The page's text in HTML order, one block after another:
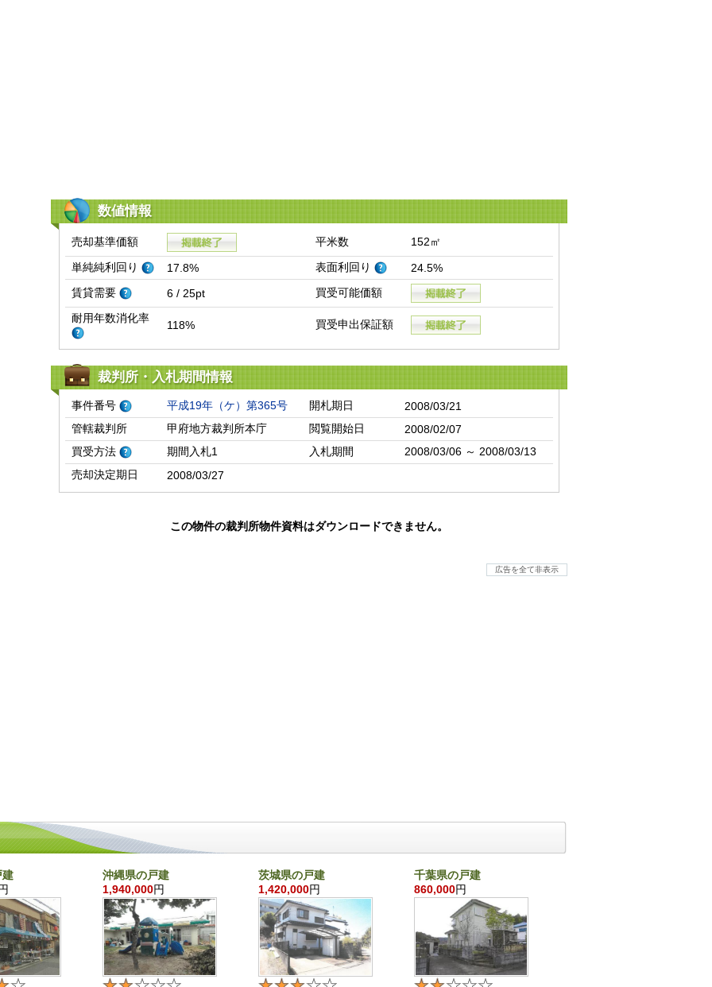
数値情報
売却基準価額 平米数
152㎡
単純純利回り
17.8% 表面利回り
24.5%
賃貸需要
6 / 25pt
買受可能価額
耐用年数消化率
118% 買受申出保証額
裁判所・入札期間情報
事件番号 平成19年（ケ）第365号 開札期日
2008/03/21
管轄裁判所
甲府地方裁判所本庁 閲覧開始日
2008/02/07
買受方法
期間入札1 入札期間
2008/03/06 ～ 2008/03/13
売却決定期日
2008/03/27
この物件の裁判所物件資料はダウンロードできません。
広告を全て非表示
建
沖縄県の戸建
1,940,000円
茨城県の戸建
1,420,000円
千葉県の戸建
860,000円